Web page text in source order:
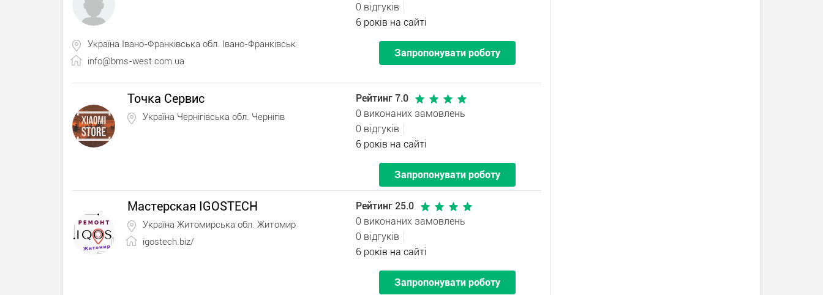
Україна Івано-Франківська обл. Івано-Франківськ
info@bms-west.com.ua
0 відгуків
6 років на сайті
Запропонувати роботу
Точка Сервис
Україна Чернігівська обл. Чернігів
Рейтинг 7.0
0 виконаних замовлень
0 відгуків
6 років на сайті
Запропонувати роботу
Мастерская IGOSTECH
Україна Житомирська обл. Житомир
igostech.biz/
Рейтинг 25.0
0 виконаних замовлень
0 відгуків
6 років на сайті
Запропонувати роботу